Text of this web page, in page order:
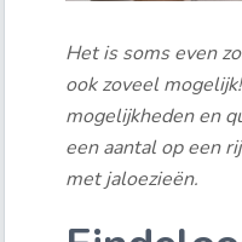
Het is soms even
ook zoveel
mogelijkheden en
een aantal op een
met jaloezieën.